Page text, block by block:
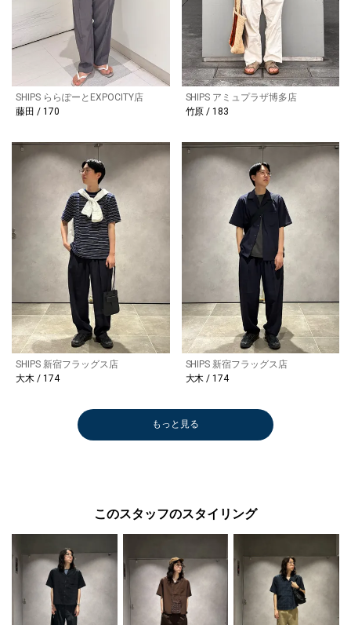
SHIPS ららぽーとEXPOCITY店
藤田 / 170
SHIPS アミュプラザ博多店
竹原 / 183
SHIPS 新宿フラッグス店
大木 / 174
SHIPS 新宿フラッグス店
大木 / 174
もっと見る
このスタッフのスタイリング